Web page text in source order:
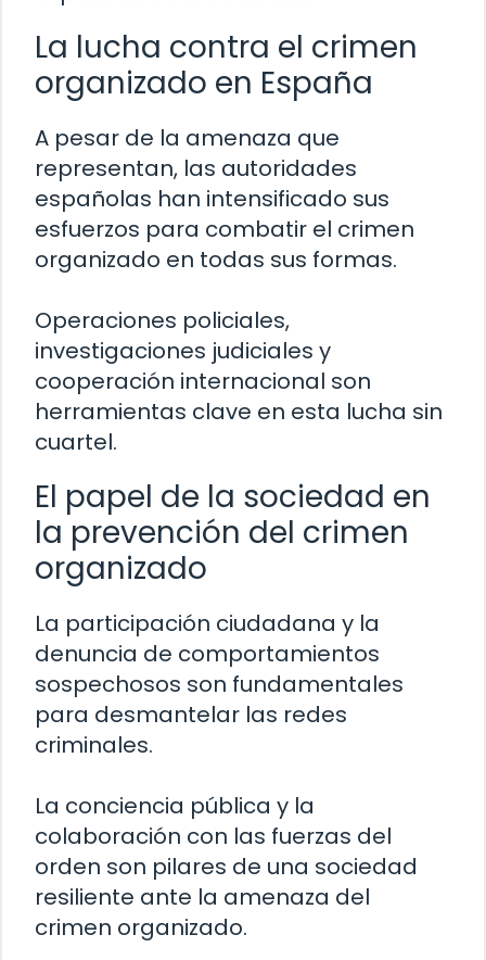
La lucha contra el crimen
organizado en España
A pesar de la amenaza que
representan, las autoridades
españolas han intensificado sus
esfuerzos para combatir el crimen
organizado en todas sus formas.
Operaciones policiales,
investigaciones judiciales y
cooperación internacional son
herramientas clave en esta lucha sin
cuartel.
El papel de la sociedad en
la prevención del crimen
organizado
La participación ciudadana y la
denuncia de comportamientos
sospechosos son fundamentales
para desmantelar las redes
criminales.
La conciencia pública y la
colaboración con las fuerzas del
orden son pilares de una sociedad
resiliente ante la amenaza del
crimen organizado.